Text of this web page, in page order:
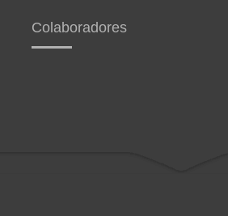
Colaboradores